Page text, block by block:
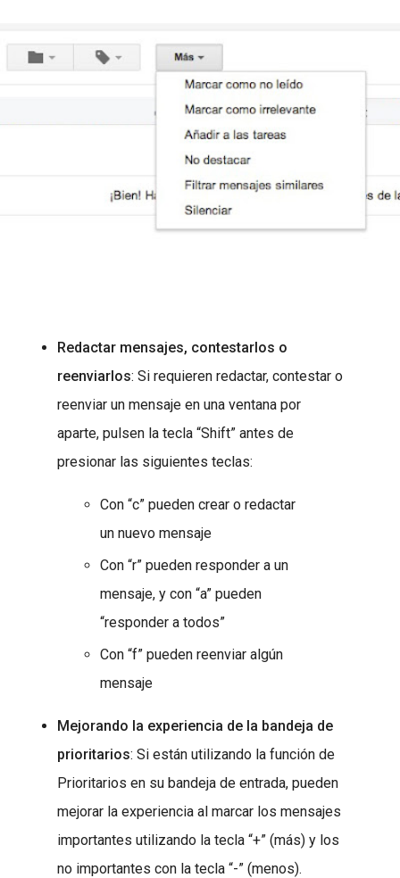
Redactar mensajes, contestarlos o
reenviarlos: Si requieren redactar, contestar o
reenviar un mensaje en una ventana por
aparte, pulsen la tecla “Shift” antes de
presionar las siguientes teclas:
Con “c” pueden crear o redactar
un nuevo mensaje
Con “r” pueden responder a un
mensaje, y con “a” pueden
“responder a todos”
Con “f” pueden reenviar algún
mensaje
Mejorando la experiencia de la bandeja de
prioritarios: Si están utilizando la función de
Prioritarios en su bandeja de entrada, pueden
mejorar la experiencia al marcar los mensajes
importantes utilizando la tecla “+” (más) y los
no importantes con la tecla “-” (menos).